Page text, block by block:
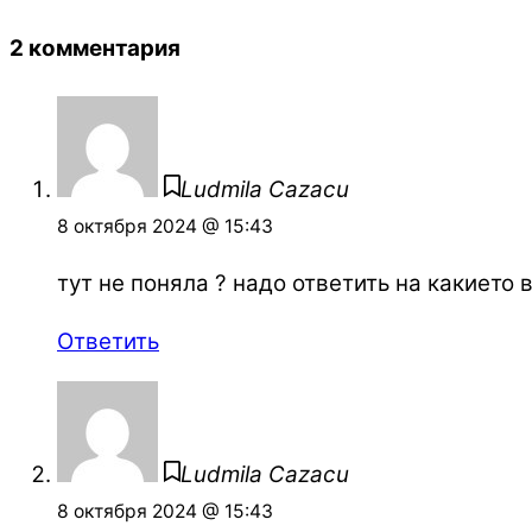
2 комментария
Ludmila Cazacu
8 октября 2024 @ 15:43
тут не поняла ? надо ответить на какието
Ответить
Ludmila Cazacu
8 октября 2024 @ 15:43